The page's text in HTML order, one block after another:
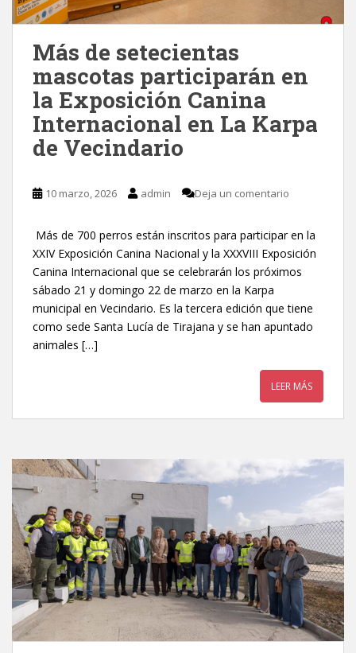
Más de setecientas
mascotas participarán en
la Exposición Canina
Internacional en La Karpa
de Vecindario
10 marzo, 2026 admin Deja un comentario
Más de 700 perros están inscritos para participar en la
XXIV Exposición Canina Nacional y la XXXVIII Exposición
Canina Internacional que se celebrarán los próximos
sábado 21 y domingo 22 de marzo en la Karpa
municipal en Vecindario. Es la tercera edición que tiene
como sede Santa Lucía de Tirajana y se han apuntado
animales […]
LEER MÁS